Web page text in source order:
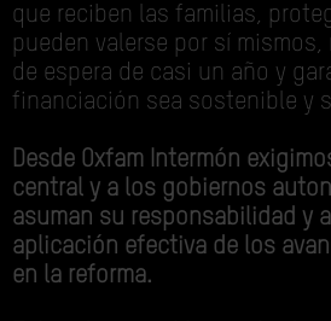
que reciben las familias,
pueden valerse por sí
de espera de casi un año y
financiación sea sostenible y
Desde Oxfam Intermón
central y a los gobiernos
asuman su responsabilidad y
aplicación efectiva de los
en la reforma.